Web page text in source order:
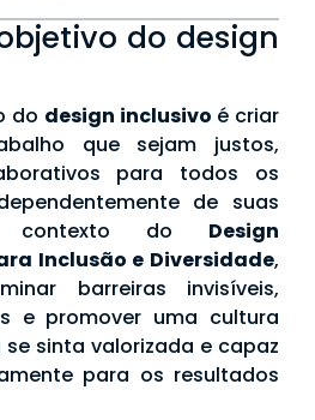
do design
do design inclusivo é criar
que sejam justos,
para todos os
de suas
contexto do Design
Inclusão e Diversidade,
barreiras invisíveis,
e promover uma cultura
sinta valorizada e capaz
para os resultados